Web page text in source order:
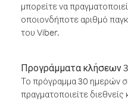
μπορείτε να
οποιονδήποτε αριθμό
του Viber.
Προγράμματα κλήσεων
Το πρόγραμμα 30 ημερών
πραγματοποιείτε